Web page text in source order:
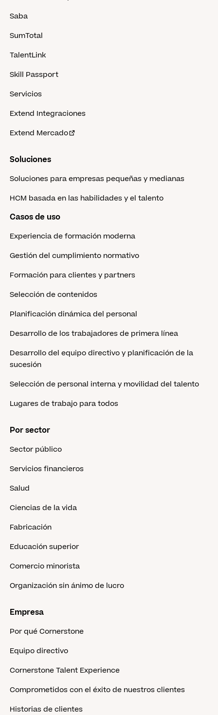
Saba
SumTotal
TalentLink
Skill Passport
Servicios
Extend Integraciones
Extend Mercado
Soluciones
Soluciones para empresas pequeñas y medianas
HCM basada en las habilidades y el talento
Casos de uso
Experiencia de formación moderna
Gestión del cumplimiento normativo
Formación para clientes y partners
Selección de contenidos
Planificación dinámica del personal
Desarrollo de los trabajadores de primera línea
Desarrollo del equipo directivo y planificación de la
sucesión
Selección de personal interna y movilidad del talento
Lugares de trabajo para todos
Por sector
Sector público
Servicios financieros
Salud
Ciencias de la vida
Fabricación
Educación superior
Comercio minorista
Organización sin ánimo de lucro
Empresa
Por qué Cornerstone
Equipo directivo
Cornerstone Talent Experience
Comprometidos con el éxito de nuestros clientes
Historias de clientes